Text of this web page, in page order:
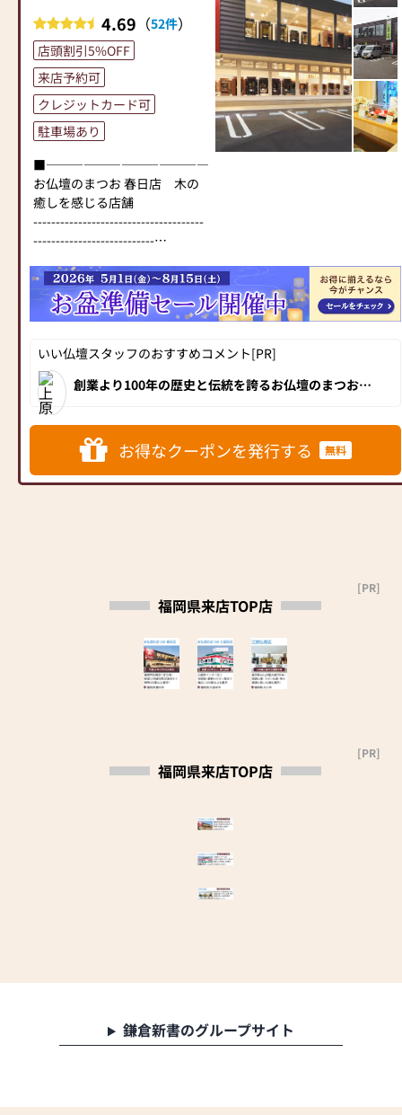
4.69 （52件）
店頭割引5%OFF
来店予約可
クレジットカード可
駐車場あり
■―――――――――――――――――――――――――――■
お仏壇のまつお 春日店 木の
癒しを感じる店舗
--------------------------------------
---------------------------
意いたしました！
オープン特価で皆さまのご来
店を、心よりお待ちいたして
「自社工房まつお」ではお仏
壇仏具の製造・修復を行って
おり、アフターも安心です。
■―――――――――――――――――――――――――――■
お仏壇に手を合わせる感謝の
気持ちが、あなたの心を豊か
にします。
しては、クーポンご利用いた
だけません（ギフト券対象
外）のでご了承ください。
いい仏壇スタッフのおすすめコメント[PR]
創業より100年の歴史と伝統を誇るお仏壇のまつお
は、平成29年2月、福岡県春日市に「お仏壇のまつ
近く、大宰府インターからも15分と交通アクセスも抜
群！インテリアショップのような洗練されたおしゃれ
な内装は、男女問わずお客様から大変好評です。新型
のモダン仏壇を中心に100本ほどの商品を展示。2階に
は伝統的な金仏壇と唐木仏壇が20本ほど展示されてお
り、予算や好みに合わせてさまざまなサイズや色合
お得なクーポンを発行する 無料
福岡県来店TOP店
[PR]
福岡県来店TOP店
[PR]
鎌倉新書のグループサイト